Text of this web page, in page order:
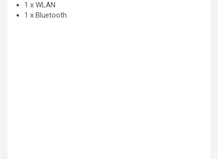
1 x WLAN
1 x Bluetooth